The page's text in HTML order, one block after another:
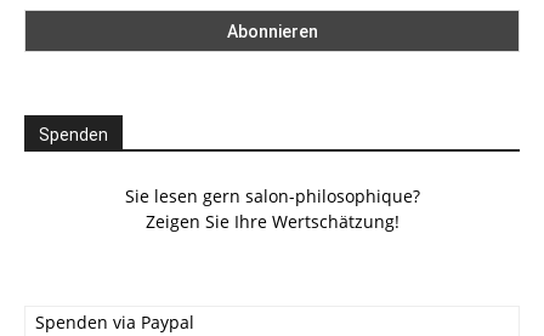
Spenden
Sie lesen gern salon-philosophique?
Zeigen Sie Ihre Wertschätzung!
Spenden via Paypal